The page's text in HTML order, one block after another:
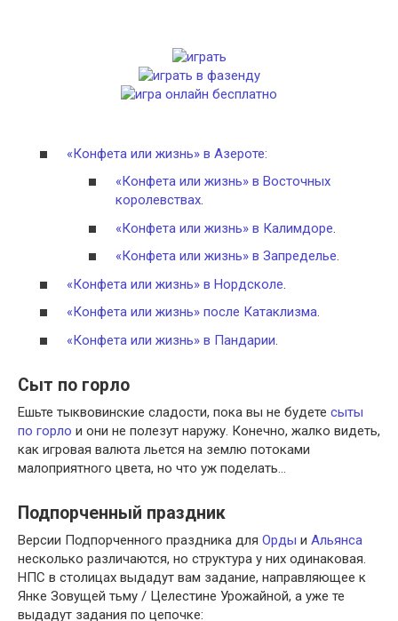
«Конфета или жизнь» в Азероте:
«Конфета или жизнь» в Восточных
королевствах.
«Конфета или жизнь» в Калимдоре
«Конфета или жизнь» в Запределье.
«Конфета или жизнь» в Нордсколе
«Конфета или жизнь» после Катаклизма.
«Конфета или жизнь» в Пандарии
Сыт по горло
Ешьте тыквовинские сладости, пока вы не будете сыты
по горло и они не полезут наружу. Конечно, жалко видеть,
как игровая валюта льется на землю потоками
малоприятного цвета, но что уж поделать…
Подпорченный праздник
Версии Подпорченного праздника для Орды и Альянса
несколько различаются, но структура у них одинаковая.
НПС в столицах выдадут вам задание, направляющее к
Янке Зовущей тьму / Целестине Урожайной, а уже те
выдадут задания по цепочке: